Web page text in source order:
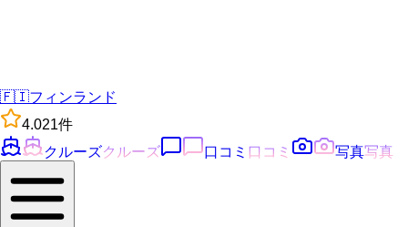
🇫🇮フィンランド
4.021件
クルーズクルーズ 口コミ 口コミ 写真写真